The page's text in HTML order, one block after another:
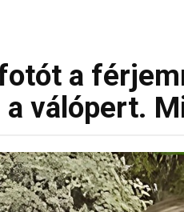
a
a válópert.